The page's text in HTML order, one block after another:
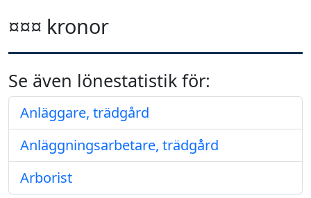
¤¤¤ kronor
Se även lönestatistik för:
Anläggare, trädgård
Anläggningsarbetare, trädgård
Arborist